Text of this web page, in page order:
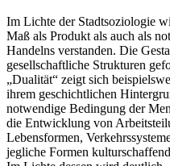
Im Lichte der Stadtsoziologie
Maß als Produkt als auch als
Handelns verstanden. Die
gesellschaftliche Strukturen
„Dualität“ zeigt sich
ihrem geschichtlichen
notwendige Bedingung der
die Entwicklung von
Lebensformen,
jegliche Formen